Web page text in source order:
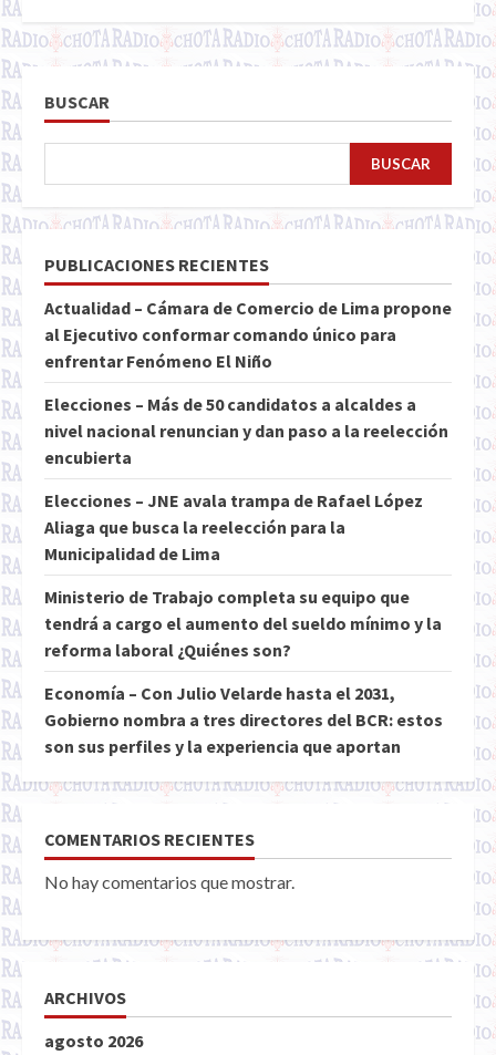
BUSCAR
BUSCAR
PUBLICACIONES RECIENTES
Actualidad – Cámara de Comercio de Lima propone
al Ejecutivo conformar comando único para
enfrentar Fenómeno El Niño
Elecciones – Más de 50 candidatos a alcaldes a
nivel nacional renuncian y dan paso a la reelección
encubierta
Elecciones – JNE avala trampa de Rafael López
Aliaga que busca la reelección para la
Municipalidad de Lima
Ministerio de Trabajo completa su equipo que
tendrá a cargo el aumento del sueldo mínimo y la
reforma laboral ¿Quiénes son?
Economía – Con Julio Velarde hasta el 2031,
Gobierno nombra a tres directores del BCR: estos
son sus perfiles y la experiencia que aportan
COMENTARIOS RECIENTES
No hay comentarios que mostrar.
ARCHIVOS
agosto 2026